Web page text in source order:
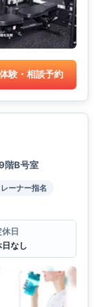
体験・相談予約
階B号室
レーナー指名
休日
日なし